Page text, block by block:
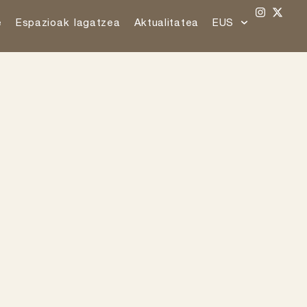
Espazioak lagatzea Aktualitatea EUS